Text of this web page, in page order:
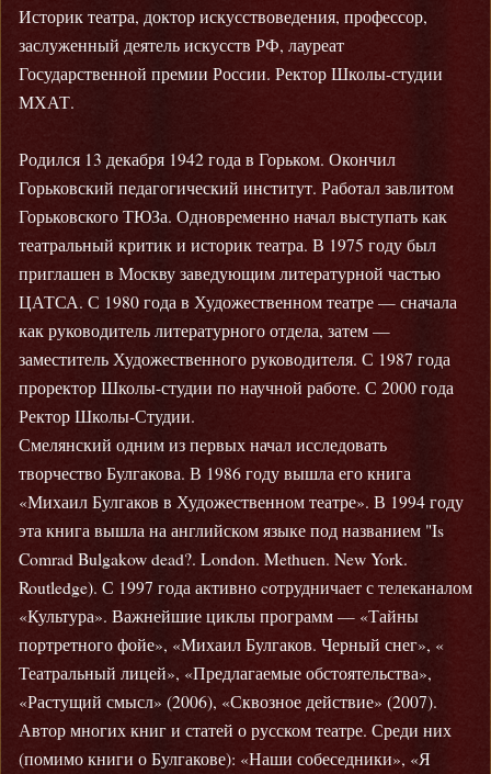
Историк театра, доктор искусствоведения, профессор,
заслуженный деятель искусств РФ, лауреат
Государственной премии России. Ректор Школы-студии
МХАТ.
Родился 13 декабря 1942 года в Горьком. Окончил
Горьковский педагогический институт. Работал завлитом
Горьковского ТЮЗа. Одновременно начал выступать как
театральный критик и историк театра. В 1975 году был
приглашен в Москву заведующим литературной частью
ЦАТСА. С 1980 года в Художественном театре — сначала
как руководитель литературного отдела, затем —
заместитель Художественного руководителя. С 1987 года
проректор Школы-студии по научной работе. С 2000 года
Ректор Школы-Студии.
Смелянский одним из первых начал исследовать
творчество Булгакова. В 1986 году вышла его книга
«Михаил Булгаков в Художественном театре». В 1994 году
эта книга вышла на английском языке под названием "Is
Comrad Bulgakow dead?. London. Methuen. New York.
Routledge). С 1997 года активно cотрудничает с телеканалом
«Культура». Важнейшие циклы программ — «Тайны
портретного фойе», «Михаил Булгаков. Черный снег», «
Театральный лицей», «Предлагаемые обстоятельства»,
«Растущий смысл» (2006), «Сквозное действие» (2007).
Автор многих книг и статей о русском театре. Среди них
(помимо книги о Булгакове): «Наши собеседники», «Я